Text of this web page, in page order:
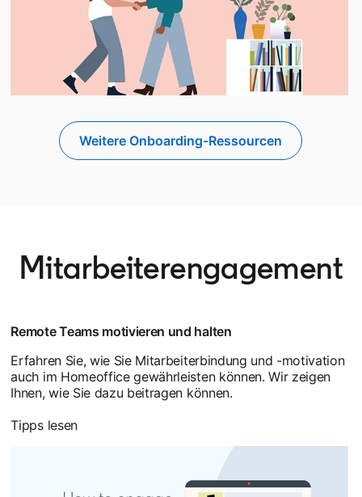
Weitere Onboarding-Ressourcen
Mitarbeiterengagement
Remote Teams motivieren und halten
Erfahren Sie, wie Sie Mitarbeiterbindung und -motivation
auch im Homeoffice gewährleisten können. Wir zeigen
Ihnen, wie Sie dazu beitragen können.
Tipps lesen